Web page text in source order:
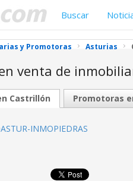
Buscar
y Promotoras Asturias
venta de
Castrillón Promotoras
INMOPIEDRAS